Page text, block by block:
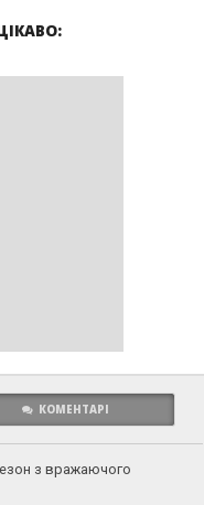
КОМЕНТАРІ
з вражаючого